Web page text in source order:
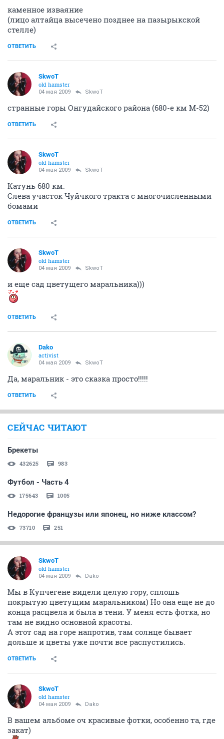
каменное изваяние
(лицо алтайца высечено позднее на пазырыкской
стелле)
ОТВЕТИТЬ
SkwoT
old hamster
04 мая 2009 SkwoT
странные горы Онгудайского района (680-е км М-52)
ОТВЕТИТЬ
SkwoT
old hamster
04 мая 2009 SkwoT
Катунь 680 км.
Слева участок Чуйчкого тракта с многочисленными
бомами
ОТВЕТИТЬ
SkwoT
old hamster
04 мая 2009 SkwoT
и еще сад цветущего маральника)))
ОТВЕТИТЬ
Dako
activist
04 мая 2009 SkwoT
Да, маральник - это сказка просто!!!!!
ОТВЕТИТЬ
СЕЙЧАС ЧИТАЮТ
Брекеты
432625 983
Футбол - Часть 4
175643 1005
Недорогие французы или японец, но ниже классом?
73710 251
SkwoT
old hamster
04 мая 2009 Dako
Мы в Купчегене видели целую гору, сплошь
покрытую цветущим маральником) Но она еще не до
конца расцвела и была в тени. У меня есть фотка, но
там не видно основной красоты.
А этот сад на горе напротив, там солнце бывает
дольше и цветы уже почти все распустились.
ОТВЕТИТЬ
SkwoT
old hamster
04 мая 2009 Dako
В вашем альбоме оч красивые фотки, особенно та, где
закат)